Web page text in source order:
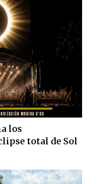
los
total de Sol